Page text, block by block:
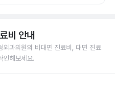
비 안내
외과의원의 비대면 진료비, 대면 진료
인해보세요.